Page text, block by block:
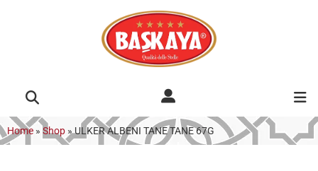
Home » Shop »ULKER ALBENI TANE TANE 67G